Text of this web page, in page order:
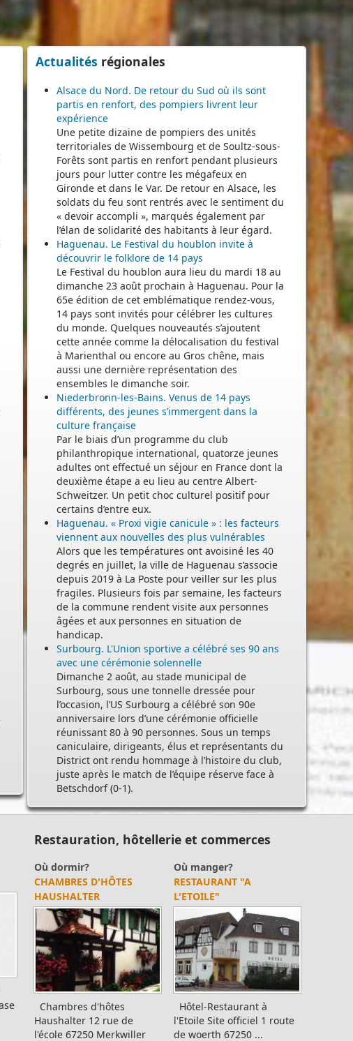
Actualités régionales
Alsace du Nord. De retour du Sud où ils sont
partis en renfort, des pompiers livrent leur
expérience
Une petite dizaine de pompiers des unités
territoriales de Wissembourg et de Soultz-sous-
Forêts sont partis en renfort pendant plusieurs
jours pour lutter contre les mégafeux en
Gironde et dans le Var. De retour en Alsace, les
soldats du feu sont rentrés avec le sentiment du
« devoir accompli », marqués également par
l’élan de solidarité des habitants à leur égard.
Haguenau. Le Festival du houblon invite à
découvrir le folklore de 14 pays
Le Festival du houblon aura lieu du mardi 18 au
dimanche 23 août prochain à Haguenau. Pour la
65e édition de cet emblématique rendez-vous,
14 pays sont invités pour célébrer les cultures
du monde. Quelques nouveautés s’ajoutent
cette année comme la délocalisation du festival
à Marienthal ou encore au Gros chêne, mais
aussi une dernière représentation des
ensembles le dimanche soir.
Niederbronn-les-Bains. Venus de 14 pays
différents, des jeunes s’immergent dans la
culture française
Par le biais d’un programme du club
philanthropique international, quatorze jeunes
adultes ont effectué un séjour en France dont la
deuxième étape a eu lieu au centre Albert-
Schweitzer. Un petit choc culturel positif pour
certains d’entre eux.
Haguenau. « Proxi vigie canicule » : les facteurs
viennent aux nouvelles des plus vulnérables
Alors que les températures ont avoisiné les 40
degrés en juillet, la ville de Haguenau s’associe
depuis 2019 à La Poste pour veiller sur les plus
fragiles. Plusieurs fois par semaine, les facteurs
de la commune rendent visite aux personnes
âgées et aux personnes en situation de
handicap.
Surbourg. L'Union sportive a célébré ses 90 ans
avec une cérémonie solennelle
Dimanche 2 août, au stade municipal de
Surbourg, sous une tonnelle dressée pour
l’occasion, l’US Surbourg a célébré son 90e
anniversaire lors d’une cérémonie officielle
réunissant 80 à 90 personnes. Sous un temps
caniculaire, dirigeants, élus et représentants du
District ont rendu hommage à l’histoire du club,
juste après le match de l’équipe réserve face à
Betschdorf (0-1).
Restauration, hôtellerie et commerces
Où dormir?
RÉSIDENCE LES HÉLIONS
Résidence les Hélions
Famille Limmacher 7a rte
de Lobsann 67250
Merkwiller-Pechelbro...
Alimentation
THAI WOK PARTIE
THAÏ WOK PARTIE
Traiteur et cuisine à
domicile Site officiel : Thai
Wok Pa...